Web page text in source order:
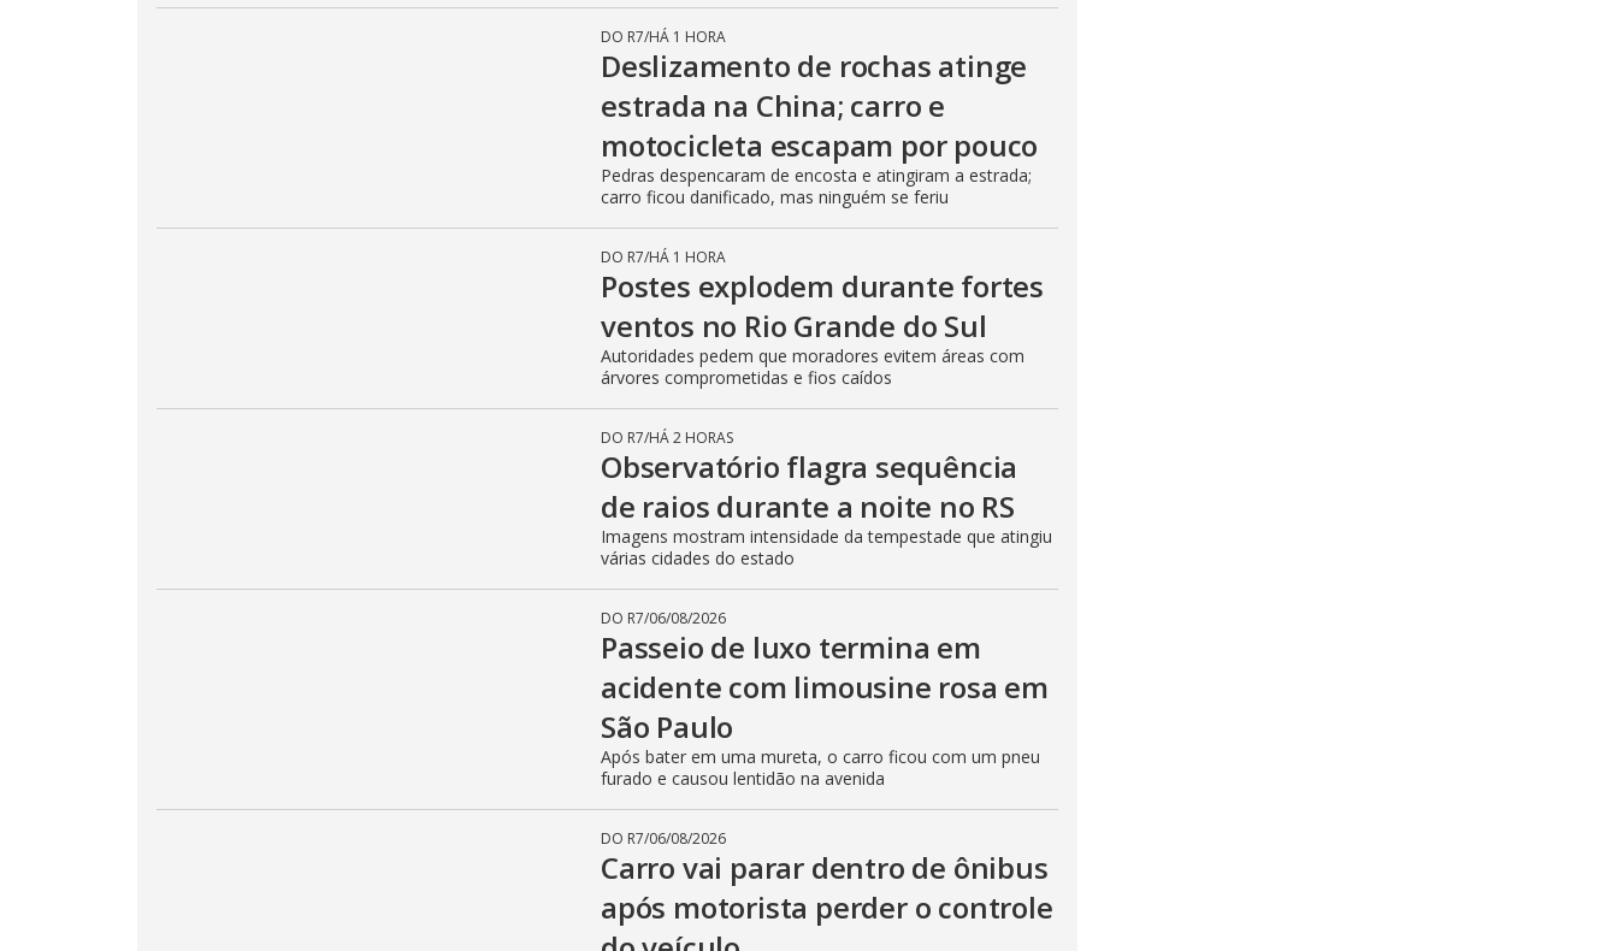
DO R7/HÁ 1 HORA
Deslizamento de rochas atinge
estrada na China; carro e
motocicleta escapam por pouco
Pedras despencaram de encosta e atingiram a estrada;
carro ficou danificado, mas ninguém se feriu
HÁ 1 HORA
Postes explodem durante fortes
ventos no Rio Grande do Sul
Autoridades pedem que moradores evitem áreas com
árvores comprometidas e fios caídos
DO R7/HÁ 2 HORAS
Observatório flagra sequência
de raios durante a noite no RS
Imagens mostram intensidade da tempestade que atingiu